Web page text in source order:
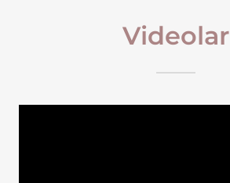
Videolar